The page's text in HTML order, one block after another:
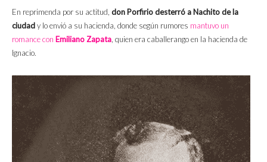
En reprimenda por su actitud, don Porfirio desterró a Nachito de la
ciudady lo envió a su hacienda, donde según rumores mantuvo un
romance con Emiliano Zapata , quien era caballerango en la hacienda de
Ignacio.